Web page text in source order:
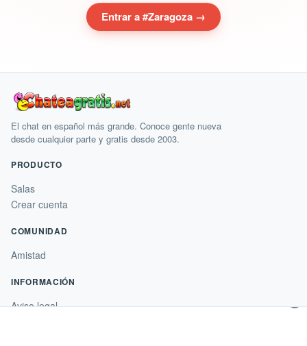
Entrar a #Zaragoza →
El chat en español más grande. Conoce gente nueva
desde cualquier parte y gratis desde 2003.
PRODUCTO
Salas
Crear cuenta
COMUNIDAD
Amistad
INFORMACIÓN
Aviso legal